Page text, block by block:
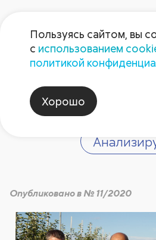
Опыт.
Опубликовано в № 11/2020
Пользуясь сайтом, вы
с использованием
политикой
Хорошо